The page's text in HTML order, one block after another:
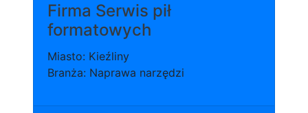
Firma Serwis pił
formatowych
Miasto: Kieźliny
Branża: Naprawa narzędzi